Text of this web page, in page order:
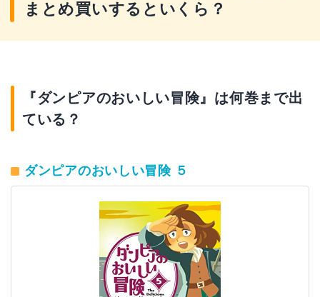
まとめ買いするといくら？
『ダンピアのおいしい冒険』は何巻まで出
ている？
ダンピアのおいしい冒険 ５